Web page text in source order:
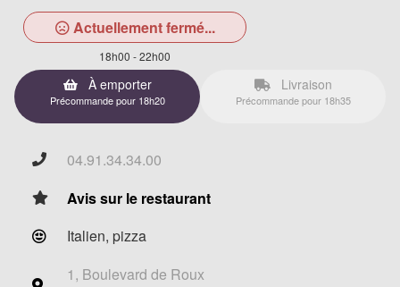
Actuellement fermé...
18h00 - 22h00
À emporter
Précommande pour 18h20
Livraison
Précommande pour 18h35
04.91.34.34.00
Avis sur le restaurant
Italien, pizza
1, Boulevard de Roux